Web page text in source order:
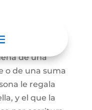
fin es que una
de una
o de una suma
le regala
y el que la